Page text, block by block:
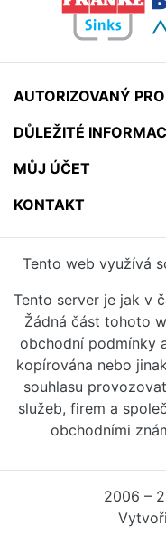
AUTORIZOVANÝ
DŮLEŽITÉ
MŮJ ÚČET
KONTAKT
Tento web využívá
Tento server je jak v
Žádná část tohoto
obchodní podmínky
kopírována nebo
souhlasu
služeb, firem a
obchodními
2006 –